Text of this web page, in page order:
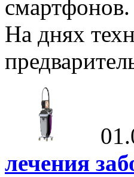
смартфонов.
На днях
лечения